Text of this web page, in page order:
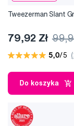
Tweezerman Slant
79,92 Zł
5,0/5
Do koszyka